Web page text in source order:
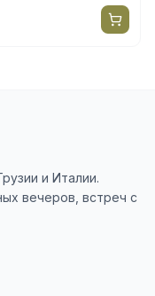
и Италии.
вечеров, встреч с